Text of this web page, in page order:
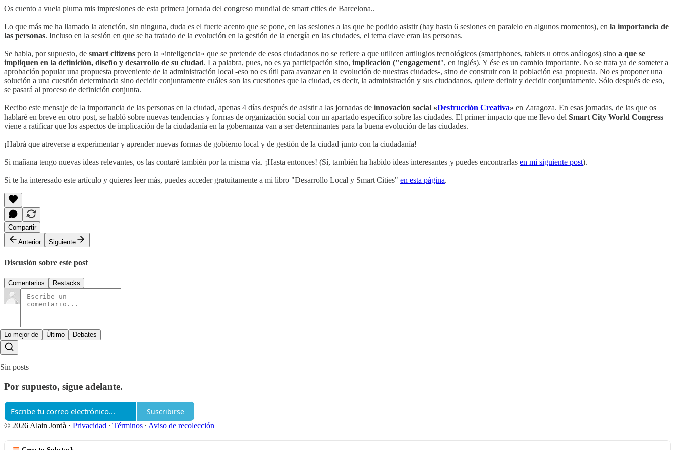
Os cuento a vuela pluma mis impresiones de esta primera jornada del congreso mundial de smart cities de Barcelona..
Lo que más me ha llamado la atención, sin ninguna, duda es el fuerte acento que se pone, en las sesiones a las que he podido asistir (hay hasta 6 sesiones en paralelo en algunos momentos), en la importancia de
las personas. Incluso en la sesión en que se ha tratado de la evolución en la gestión de la energía en las ciudades, el tema clave eran las personas.
Se habla, por supuesto, de smart citizens pero la «inteligencia» que se pretende de esos ciudadanos no se refiere a que utilicen artilugios tecnológicos (smartphones, tablets u otros análogos) sino a que se
impliquen en la definición, diseño y desarrollo de su ciudad. La palabra, pues, no es ya participación sino, implicación ("engagement", en inglés). Y ése es un cambio importante. No se trata ya de someter a
aprobación popular una propuesta proveniente de la administración local -eso no es útil para avanzar en la evolución de nuestras ciudades-, sino de construir con la población esa propuesta. No es proponer una
solución a una cuestión determinada sino decidir conjuntamente cuáles son las cuestiones que la ciudad, es decir, la administración y sus ciudadanos­, quiere definir y decidir conjuntamente. Sólo después de eso,
se pasará al proceso de definición conjunta.
Recibo este mensaje de la importancia de las personas en la ciudad, apenas 4 días después de asistir a las jornadas de innovación social «Destrucción Creativa» en Zaragoza. En esas jornadas, de las que os
hablaré en breve en otro post, se habló sobre nuevas tendencias y formas de organización social con un apartado específico sobre las ciudades. El primer impacto que me llevo del Smart City World Congress
viene a ratificar que los aspectos de implicación de la ciudadanía en la gobernanza van a ser determinantes para la buena evolución de las ciudades.
¡Habrá que atreverse a experimentar y aprender nuevas formas de gobierno local y de gestión de la ciudad junto con la ciudadanía!
Si mañana tengo nuevas ideas relevantes, os las contaré también por la misma vía. ¡Hasta entonces! (Sí, también ha habido ideas interesantes y puedes encontrarlas en mi siguiente post).
Si te ha interesado este artículo y quieres leer más, puedes acceder gratuitamente a mi libro "Desarrollo Local y Smart Cities" en esta página.
Compartir
Anterior
Siguiente
Discusión sobre este post
Comentarios Restacks
Lo mejor de Último Debates
Sin posts
Por supuesto, sigue adelante.
Suscribirse
© 2026 Alain Jordà · Privacidad ∙ Términos ∙ Aviso de recolección